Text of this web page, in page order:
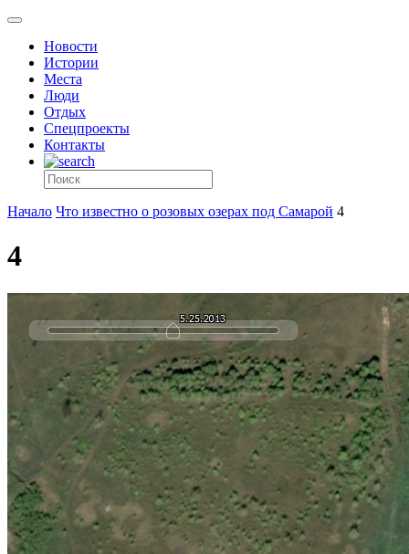
Новости
Истории
Места
Люди
Отдых
Спецпроекты
Контакты
Начало Что известно о розовых озерах под Самарой 4
4